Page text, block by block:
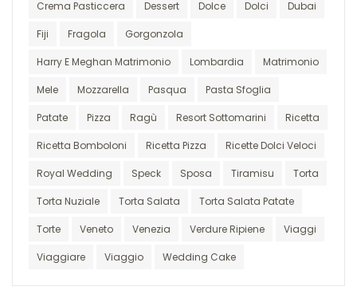
Crema Pasticcera Dessert Dolce Dolci Dubai
Fiji Fragola Gorgonzola
Harry E Meghan Matrimonio Lombardia Matrimonio
Mele Mozzarella Pasqua Pasta Sfoglia
Patate Pizza Ragù Resort Sottomarini Ricetta
Ricetta Bomboloni Ricetta Pizza Ricette Dolci Veloci
Royal Wedding Speck Sposa Tiramisu Torta
Torta Nuziale Torta Salata Torta Salata Patate
Torte Veneto Venezia Verdure Ripiene Viaggi
Viaggiare Viaggio Wedding Cake